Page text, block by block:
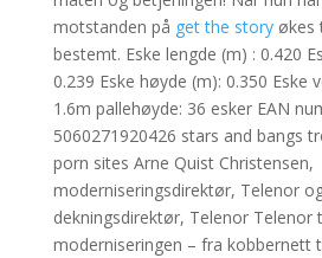
motstanden på get the storyøkes
bestemt. Eske lengde (m) : 0.420
0.239 Eske høyde (m): 0.350 Eske
1.6m pallehøyde: 36 esker EAN
5060271920426 stars and bangs
porn sites Arne Quist Christensen,
moderniseringsdirektør, Telenor
dekningsdirektør, Telenor Telenor
moderniseringen – fra kobbernett